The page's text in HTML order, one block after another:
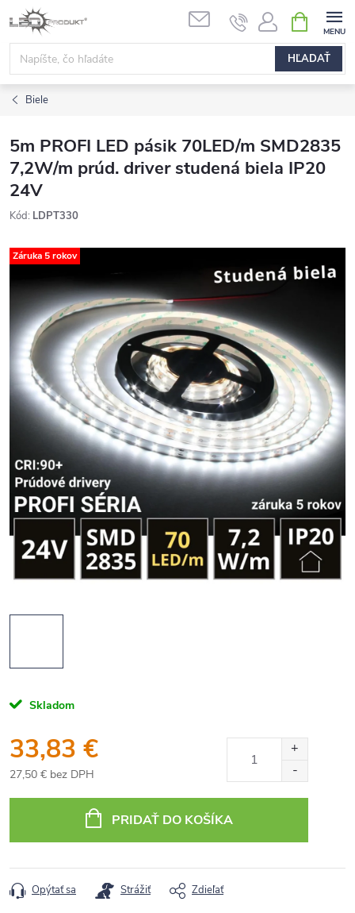
Prejsť
na
obsah
HĽADAŤ
KOŠÍK
Biele
5m PROFI LED pásik 70LED/m SMD2835
7,2W/m prúd. driver studená biela IP20
24V
Kód: LDPT330
Záruka 5 rokov
Skladom
33,83 €
27,50 € bez DPH
cena:
PRIDAŤ DO KOŠÍKA
Opýtať sa Strážiť Zdieľať